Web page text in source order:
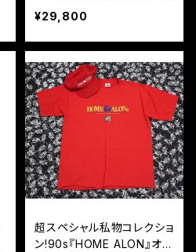
イケカラー!!幻マーブルショ
ーツ!XL!
¥29,800
超スペシャル私物コレクショ
ン!90s『HOME ALON』オフ